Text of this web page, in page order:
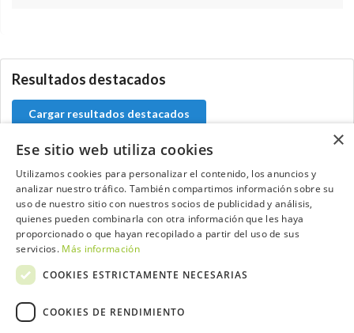
Resultados destacados
Cargar resultados destacados
Contacta con el equipo de NextCaddy
Opina Contacta
×
Ese sitio web utiliza cookies
Utilizamos cookies para personalizar el contenido, los anuncios y
analizar nuestro tráfico. También compartimos información sobre su
uso de nuestro sitio con nuestros socios de publicidad y análisis,
quienes pueden combinarla con otra información que les haya
proporcionado o que hayan recopilado a partir del uso de sus
servicios. Más información
COOKIES ESTRICTAMENTE NECESARIAS
COOKIES DE RENDIMIENTO